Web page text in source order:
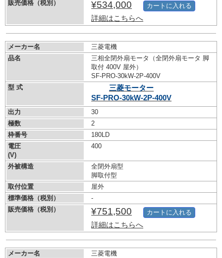
販売価格（税別）
¥534,000
詳細はこちらへ
カートに入れる
メーカー名
三菱電機
品名
三相全閉外扇モータ（全閉外扇モータ 脚
取付 400V 屋外）
SF-PRO-30kW-2P-400V
型 式
三菱モーター
SF-PRO-30kW-2P-400V
出力
30
極数
2
枠番号
180LD
電圧
(V)
400
外被構造
全閉外扇型
脚取付型
取付位置
屋外
標準価格（税別）
-
販売価格（税別）
¥751,500
詳細はこちらへ
カートに入れる
メーカー名
三菱電機